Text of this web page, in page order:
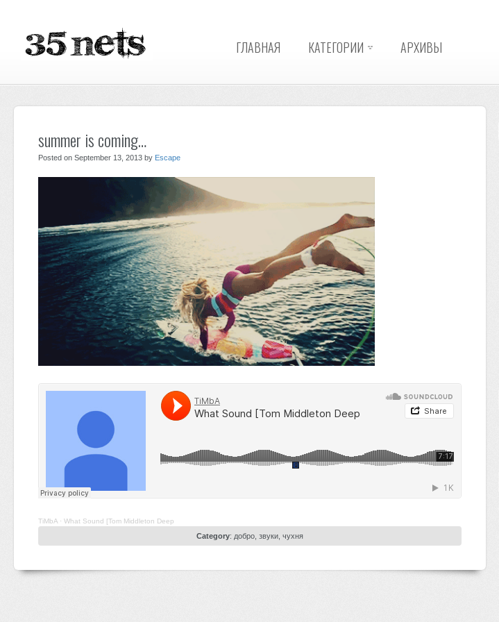
ГЛАВНАЯ КАТЕГОРИИ АРХИВЫ
summer is coming…
Posted on September 13, 2013 by Escape
TiMbA · What Sound [Tom Middleton Deep
Category: добро звуки чухня